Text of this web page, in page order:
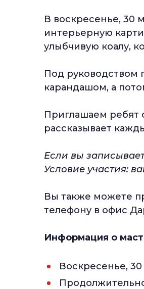
В воскресенье, 30
интерьерную
улыбчивую коалу,
Под руководством
карандашом, а
Приглашаем ребят
рассказывает
Если вы
Условие участия:
Вы также можете
телефону в офис
Информация о
Воскресенье, 30